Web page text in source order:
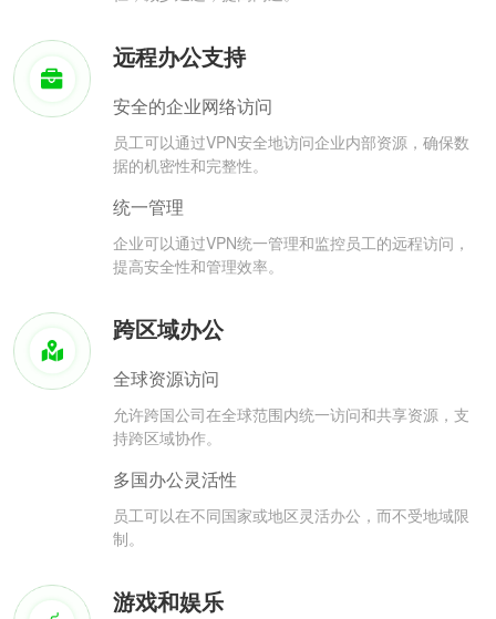
远程办公支持
安全的企业网络访问
员工可以通过VPN安全地访问企业内部资源，确保数
据的机密性和完整性。
统一管理
企业可以通过VPN统一管理和监控员工的远程访问，
提高安全性和管理效率。
跨区域办公
全球资源访问
允许跨国公司在全球范围内统一访问和共享资源，支
持跨区域协作。
多国办公灵活性
员工可以在不同国家或地区灵活办公，而不受地域限
制。
游戏和娱乐